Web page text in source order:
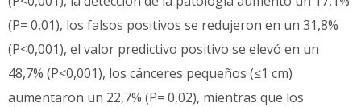
(P= 0,01), los falsos positivos se redujeron en un 31,8%
(P<0,001), el valor predictivo positivo se elevó en un
48,7% (P<0,001), los cánceres pequeños (≤1 cm)
aumentaron un 22,7% (P= 0,02), mientras que los